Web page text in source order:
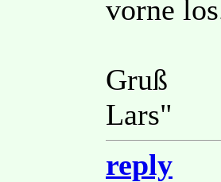
vorne
Gruß
Lars"
reply